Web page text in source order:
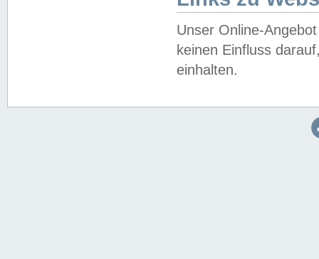
Unser Online-
keinen Einfluss
einhalten.